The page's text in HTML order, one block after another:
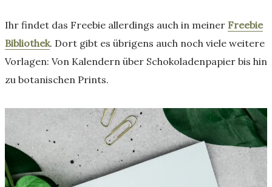
Ihr findet das Freebie allerdings auch in meiner Freebie
Bibliothek. Dort gibt es übrigens auch noch viele weitere
Vorlagen: Von Kalendern über Schokoladenpapier bis hin
zu botanischen Prints.